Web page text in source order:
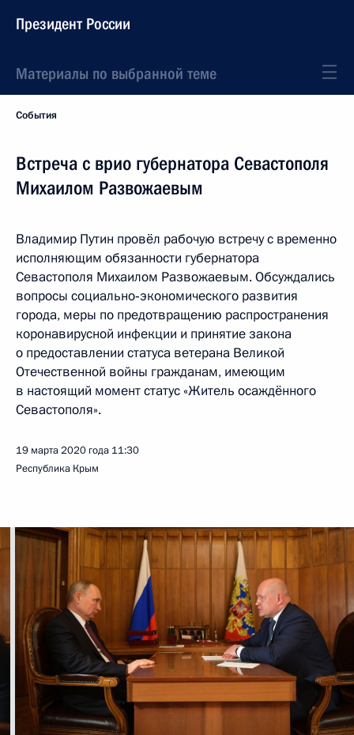
Президент России
Материалы по выбранной теме
События
Встреча с врио губернатора Севастополя
Михаилом Развожаевым
Владимир Путин провёл рабочую встречу с временно
исполняющим обязанности губернатора
Севастополя Михаилом Развожаевым. Обсуждались
вопросы социально‑экономического развития
города, меры по предотвращению распространения
коронавирусной инфекции и принятие закона
о предоставлении статуса ветерана Великой
Отечественной войны гражданам, имеющим
в настоящий момент статус «Житель осаждённого
Севастополя».
19 марта 2020 года 11:30
Республика Крым